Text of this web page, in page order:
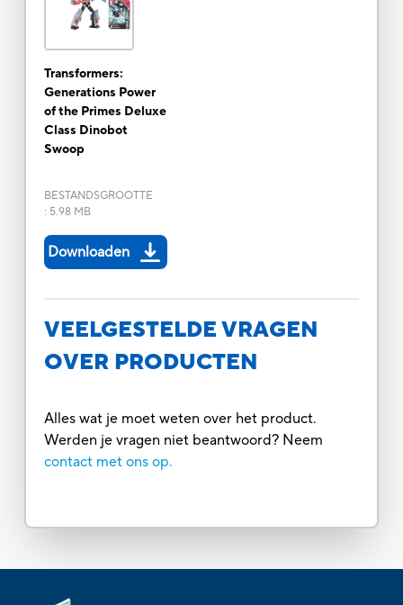
Transformers:
Generations Power
of the Primes Deluxe
Class Dinobot
Swoop
BESTANDSGROOTTE
: 5.98 MB
Downloaden
VEELGESTELDE VRAGEN
OVER PRODUCTEN
Alles wat je moet weten over het product.
Werden je vragen niet beantwoord? Neem
contact met ons op.